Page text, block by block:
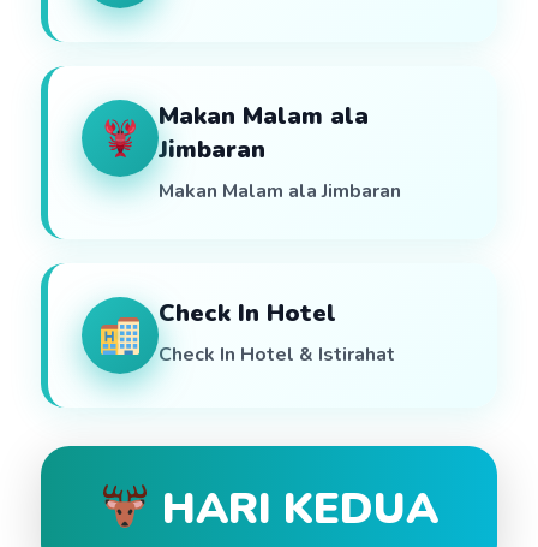
Makan Malam ala
Jimbaran
Makan Malam ala Jimbaran
Check In Hotel
Check In Hotel & Istirahat
HARI KEDUA